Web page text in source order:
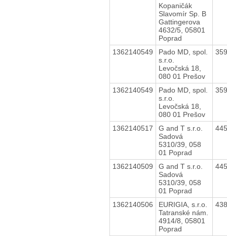
Kopaničák
Slavomír Sp. B
Gattingerova
4632/5, 05801
Poprad
1362140549
Pado MD, spol.
s.r.o.
Levočská 18,
080 01 Prešov
1362140549
Pado MD, spol.
s.r.o.
Levočská 18,
080 01 Prešov
1362140517
G and T s.r.o.
Sadová
5310/39, 058
01 Poprad
1362140509
G and T s.r.o.
Sadová
5310/39, 058
01 Poprad
1362140506
EURIGIA, s.r.o.
Tatranské nám.
4914/8, 05801
Poprad